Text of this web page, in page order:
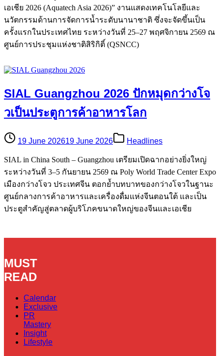
เอเชีย 2026 (Aquatech Asia 2026)” งานแสดงเทคโนโลยีและ
นวัตกรรมด้านการจัดการน้ำระดับนานาชาติ ซึ่งจะจัดขึ้นเป็น
ครั้งแรกในประเทศไทย ระหว่างวันที่ 25–27 พฤศจิกายน 2569 ณ
ศูนย์การประชุมแห่งชาติสิริกิติ์ (QSNCC)
SIAL Guangzhou 2026 ปักหมุดกว่างโจ
วเป็นประตูการค้าอาหารโลก
19 June 202619 June 2026 Headlines
SIAL in China South – Guangzhou เตรียมเปิดฉากอย่างยิ่งใหญ่
ระหว่างวันที่ 3–5 กันยายน 2569 ณ Poly World Trade Center Expo
เมืองกว่างโจว ประเทศจีน ตอกย้ำบทบาทของกว่างโจวในฐานะ
ศูนย์กลางการค้าอาหารและเครื่องดื่มแห่งจีนตอนใต้ และเป็น
ประตูสำคัญสู่ตลาดผู้บริโภคขนาดใหญ่ของจีนและเอเชีย
MUST
READ
Calendar
Exclusive
PR
Mastery
Insight
Lifestyle